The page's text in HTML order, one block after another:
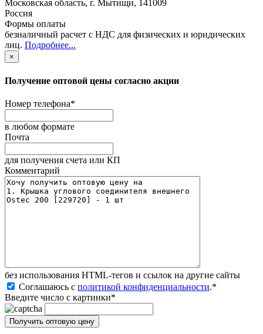
Московская область, г. Мытищи, 141009
Россия
Формы оплаты
безналичный расчет с НДС для физических и юридических
лиц. Подробнее...
×
Получение оптовой цены согласно акции
Номер телефона*
в любом формате
Почта
для получения счета или КП
Комментарий
без иcпользования HTML-тегов и ссылок на другие сайты
Соглашаюсь с политикой конфиденциальности.*
Введите число с картинки*